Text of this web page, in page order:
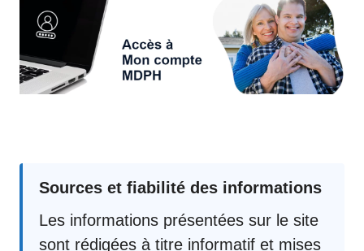
Sources et fiabilité des informations
Les informations présentées sur le site
sont rédigées à titre informatif et mises